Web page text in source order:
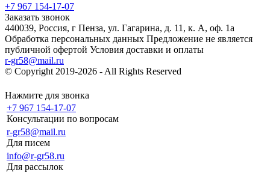
+7 967 154-17-07
Заказать звонок
440039, Россия, г Пенза, ул. Гагарина, д. 11, к. А, оф. 1а
Обработка персональных данных Предложение не является
публичной офертой Условия доставки и оплаты
r-gr58@mail.ru
© Copyright 2019-2026 - All Rights Reserved
Нажмите для звонка
+7 967 154-17-07
Консультации по вопросам
r-gr58@mail.ru
Для писем
info@r-gr58.ru
Для рассылок